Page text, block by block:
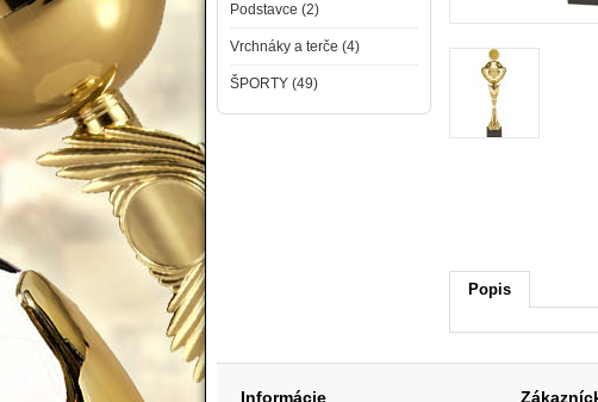
Podstavce (2)
Vrchnáky a terče (4)
ŠPORTY (49)
Popis
Informácie